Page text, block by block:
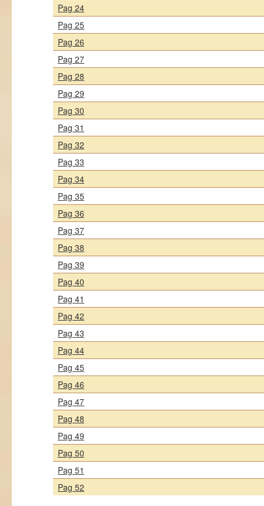
Pag 24
Pag 25
Pag 26
Pag 27
Pag 28
Pag 29
Pag 30
Pag 31
Pag 32
Pag 33
Pag 34
Pag 35
Pag 36
Pag 37
Pag 38
Pag 39
Pag 40
Pag 41
Pag 42
Pag 43
Pag 44
Pag 45
Pag 46
Pag 47
Pag 48
Pag 49
Pag 50
Pag 51
Pag 52